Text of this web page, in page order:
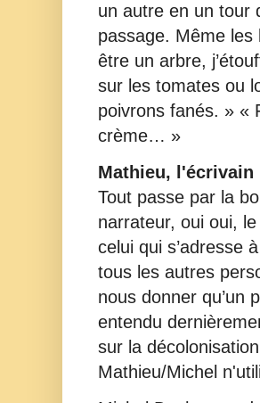
un autre en un tour
passage. Même
être un arbre,
sur les tomates ou
poivrons fanés. » «
crème… »
Mathieu, l'écrivain
Tout passe par la
narrateur, oui oui,
celui qui s’adresse
tous les autres
nous donner qu’un
entendu
sur la
Mathieu/Michel